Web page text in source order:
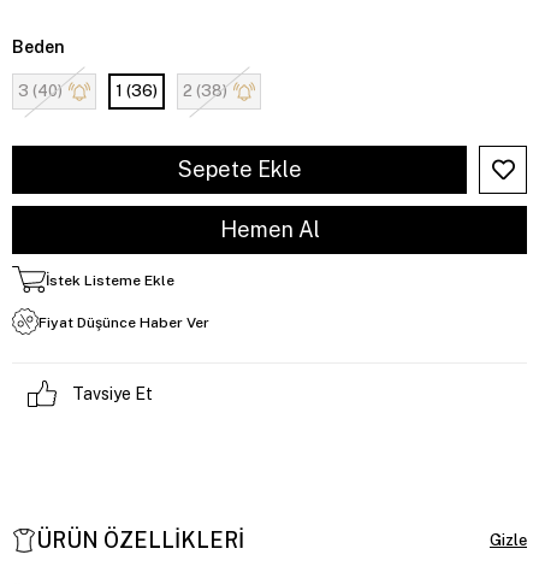
Beden
3 (40) 1 (36) 2 (38)
İstek Listeme Ekle
Fiyat Düşünce Haber Ver
Tavsiye Et
ÜRÜN ÖZELLIKLERI